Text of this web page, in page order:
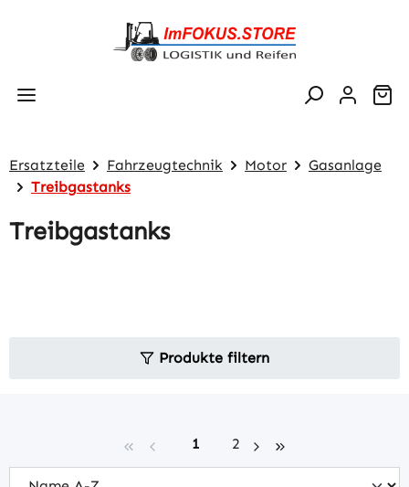
Zum Hauptinhalt springen
Ersatzteile Fahrzeugtechnik Motor
Gasanlage
Treibgastanks
Treibgastanks
Produkte filtern
Seite
1 Seite
2